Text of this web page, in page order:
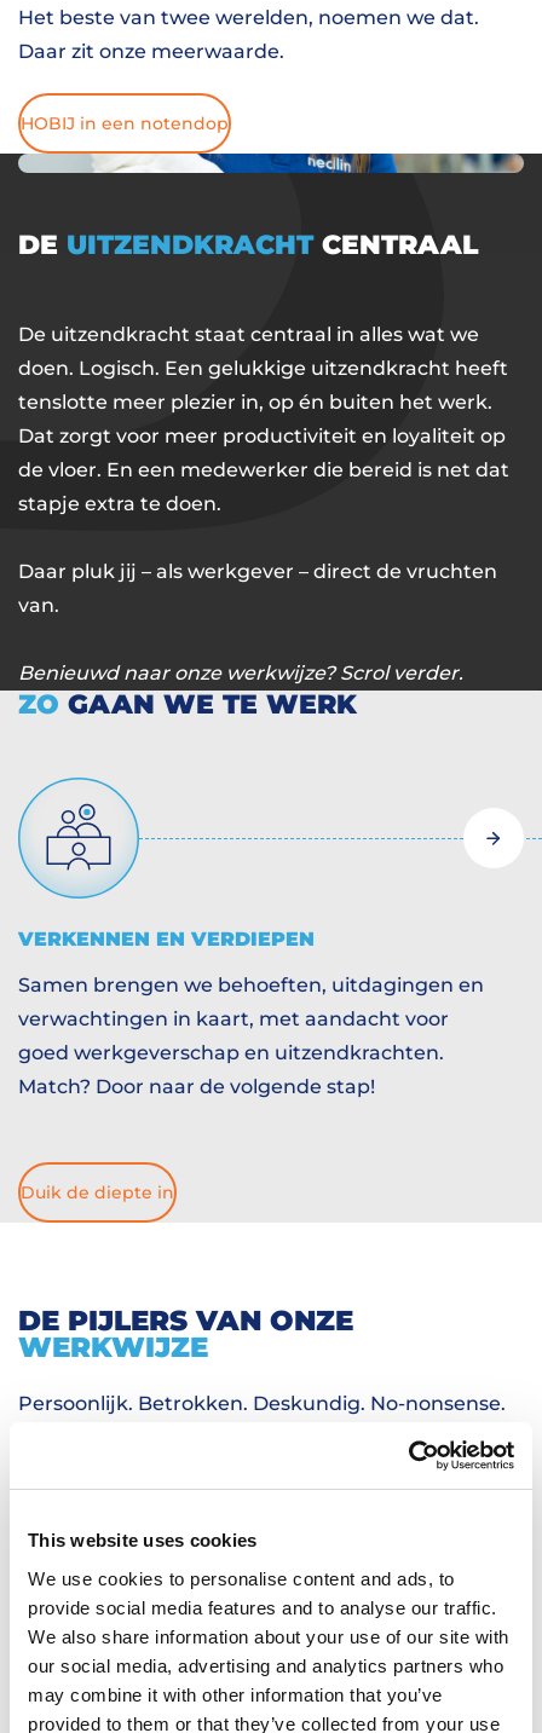
This website uses cookies
We use cookies to personalise content and ads, to
provide social media features and to analyse our traffic.
We also share information about your use of our site with
our social media, advertising and analytics partners who
may combine it with other information that you’ve
provided to them or that they’ve collected from your use
Het beste van twee werelden, noemen we dat.
Daar zit onze meerwaarde.
HOBIJ in een notendop
DE UITZENDKRACHTCENTRAAL
De uitzendkracht staat centraal in alles wat we
doen. Logisch. Een gelukkige uitzendkracht heeft
tenslotte meer plezier in, op én buiten het werk.
Dat zorgt voor meer productiviteit en loyaliteit op
de vloer. En een medewerker die bereid is net dat
stapje extra te doen.
Daar pluk jij – als werkgever – direct de vruchten
van.
Benieuwd naar onze werkwijze? Scrol verder.
ZO GAAN WE TE WERK
VERKENNEN EN VERDIEPEN
Samen brengen we behoeften, uitdagingen en
verwachtingen in kaart, met aandacht voor
goed werkgeverschap en uitzendkrachten.
Match? Door naar de volgende stap!
Duik de diepte in
DE PIJLERS VAN ONZE
WERKWIJZE
Persoonlijk. Betrokken. Deskundig. No-nonsense.
Met altijd ruimte voor een vleugje humor en
plezier. Want goed samenwerken mag ook